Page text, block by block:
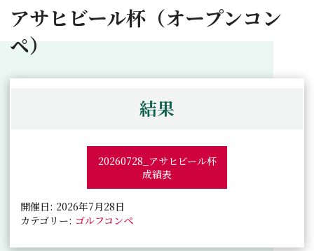
アサヒビール杯（オープンコン
ペ）
結果
20260728_アサヒビール杯
成績表
開催日: 2026年7月28日
カテゴリー: ゴルフコンペ